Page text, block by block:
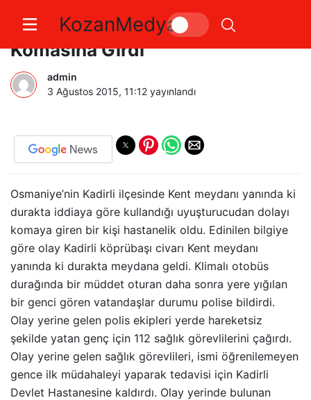
KozanMedya
Otobüs Durağında Uyuşturucu
Komasına Girdi
admin
3 Ağustos 2015, 11:12 yayınlandı
Osmaniye’nin Kadirli ilçesinde Kent meydanı yanında ki
durakta iddiaya göre kullandığı uyuşturucudan dolayı
komaya giren bir kişi hastanelik oldu. Edinilen bilgiye
göre olay Kadirli köprübaşı civarı Kent meydanı
yanında ki durakta meydana geldi. Klimalı otobüs
durağında bir müddet oturan daha sonra yere yığılan
bir genci gören vatandaşlar durumu polise bildirdi.
Olay yerine gelen polis ekipleri yerde hareketsiz
şekilde yatan genç için 112 sağlık görevlilerini çağırdı.
Olay yerine gelen sağlık görevlileri, ismi öğrenilemeyen
gence ilk müdahaleyi yaparak tedavisi için Kadirli
Devlet Hastanesine kaldırdı. Olay yerinde bulunan